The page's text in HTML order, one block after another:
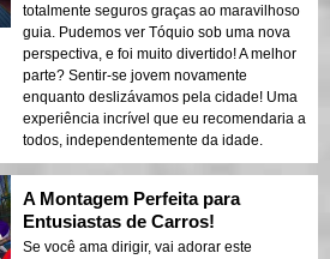
totalmente seguros graças ao maravilhoso
guia. Pudemos ver Tóquio sob uma nova
perspectiva, e foi muito divertido! A melhor
parte? Sentir-se jovem novamente
enquanto deslizávamos pela cidade! Uma
experiência incrível que eu recomendaria a
todos, independentemente da idade.
A Montagem Perfeita para
Entusiastas de Carros!
Se você ama dirigir, vai adorar este